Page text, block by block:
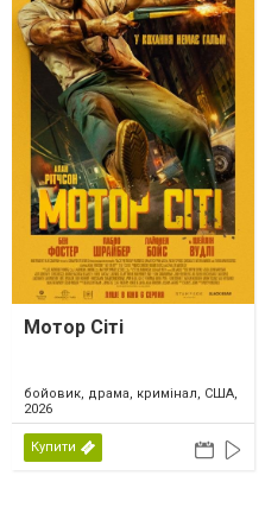
Мотор Сіті
бойовик, драма, кримінал, США,
2026
Купити